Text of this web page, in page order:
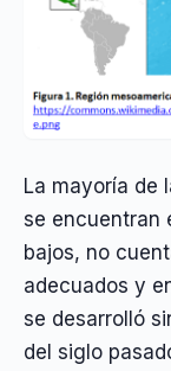
La mayoría de
se encuentran
bajos, no
adecuados y
se desarrolló
del siglo